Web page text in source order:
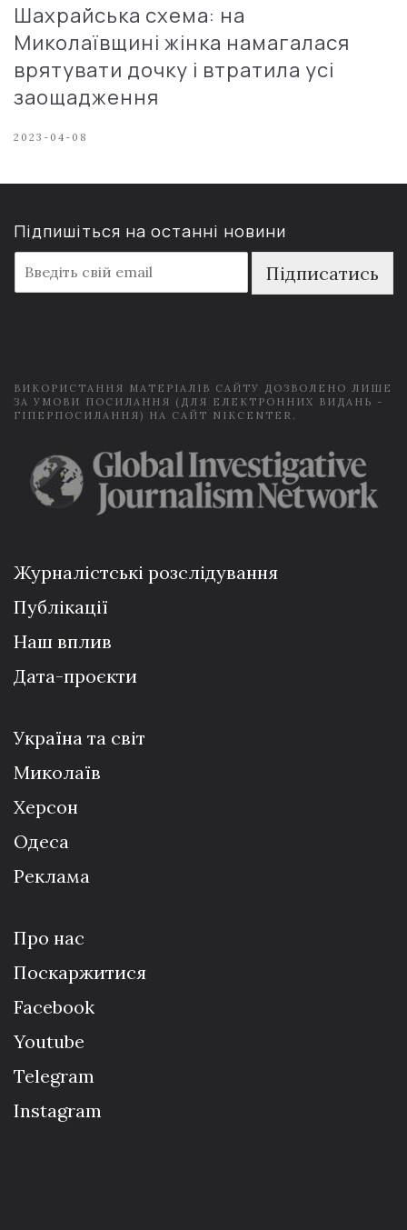
Шахрайська схема: на
Миколаївщині жінка намагалася
врятувати дочку і втратила усі
заощадження
2023-04-08
Підпишіться на останні новини
m
a
Підписатись
ВИКОРИСТАННЯ МАТЕРІАЛІВ САЙТУ ДОЗВОЛЕНО ЛИШЕ
ЗА УМОВИ ПОСИЛАННЯ (ДЛЯ ЕЛЕКТРОННИХ ВИДАНЬ -
ГІПЕРПОСИЛАННЯ) НА САЙТ NIKCENTER.
Журналістські розслідування
Публікації
Наш вплив
Дата-проєкти
Україна та світ
Миколаїв
Херсон
Одеса
Реклама
Про нас
Поскаржитися
Facebook
Youtube
Telegram
Instagram